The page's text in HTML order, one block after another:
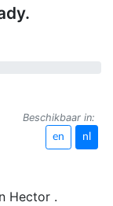
Beschikbaar in:
en nl
Hector .